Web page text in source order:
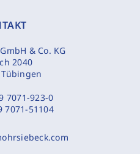
& Co. KG
2040
7071-923-0
7071-51104